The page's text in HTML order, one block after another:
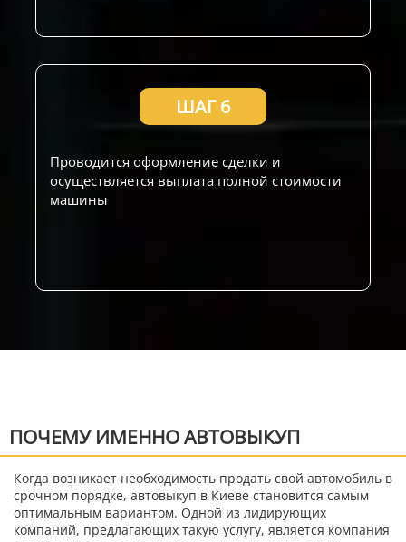
ШАГ 6
Проводится оформление сделки и
осуществляется выплата полной стоимости
машины
ПОЧЕМУ ИМЕННО АВТОВЫКУП
Когда возникает необходимость продать свой автомобиль в
срочном порядке, автовыкуп в Киеве становится самым
оптимальным вариантом. Одной из лидирующих
компаний, предлагающих такую услугу, является компания